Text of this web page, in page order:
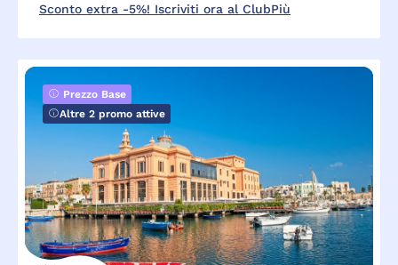
Sconto extra -5%! Iscriviti ora al ClubPiù
Prezzo Base
Altre 2 promo attive